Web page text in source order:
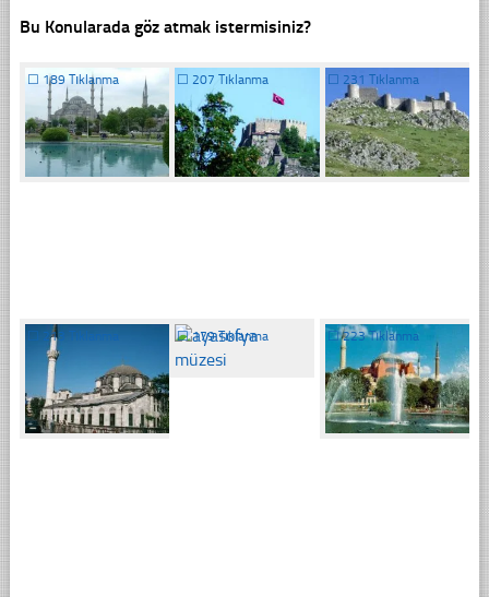
Bu Konularada göz atmak istermisiniz?
☐ 189 Tıklanma ☐207 Tıklanma ☐ 231 Tıklanma
☐ 213 Tıklanma ☐179 Tıklanma ☐223 Tıklanma